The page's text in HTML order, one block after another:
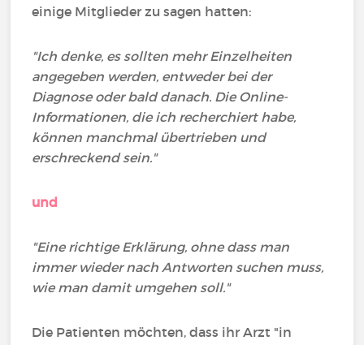
einige Mitglieder zu sagen hatten:
"Ich denke, es sollten mehr Einzelheiten
angegeben werden, entweder bei der
Diagnose oder bald danach. Die Online-
Informationen, die ich recherchiert habe,
können manchmal übertrieben und
erschreckend sein."
und
"Eine richtige Erklärung, ohne dass man
immer wieder nach Antworten suchen muss,
wie man damit umgehen soll."
Die Patienten möchten, dass ihr Arzt "in